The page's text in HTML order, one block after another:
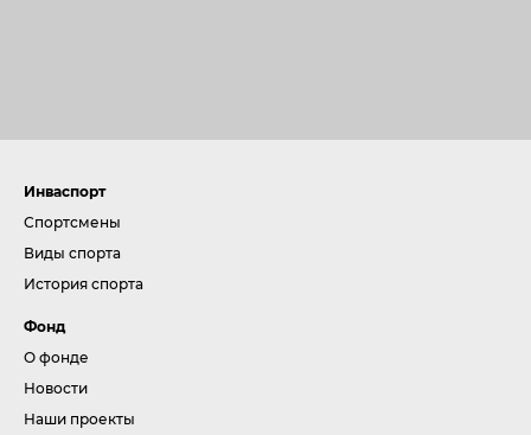
Инваспорт
Спортсмены
Виды спорта
История спорта
Фонд
О фонде
Новости
Наши проекты